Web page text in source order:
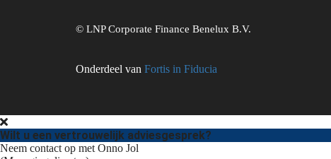
© LNP Corporate Finance Benelux B.V.
Onderdeel van Fortis in Fiducia
Wilt u een vertrouwelijk adviesgesprek?
Neem contact op met Onno Jol